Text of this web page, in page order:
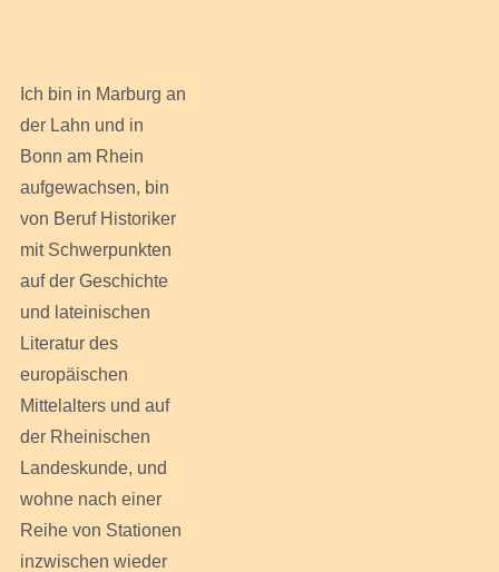
Ich bin in Marburg an
der Lahn und in
Bonn am Rhein
aufgewachsen, bin
von Beruf Historiker
mit Schwerpunkten
auf der Geschichte
und lateinischen
Literatur des
europäischen
Mittelalters und auf
der Rheinischen
Landeskunde, und
wohne nach einer
Reihe von Stationen
inzwischen wieder